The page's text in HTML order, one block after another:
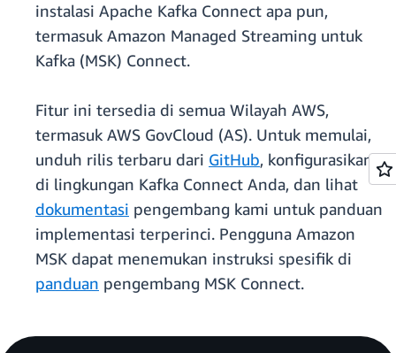
instalasi Apache Kafka Connect apa pun,
termasuk Amazon Managed Streaming untuk
Kafka (MSK) Connect.
Fitur ini tersedia di semua Wilayah AWS,
termasuk AWS GovCloud (AS). Untuk memulai,
unduh rilis terbaru dari GitHub, konfigurasikan
di lingkungan Kafka Connect Anda, dan lihat
dokumentasi pengembang kami untuk panduan
implementasi terperinci. Pengguna Amazon
MSK dapat menemukan instruksi spesifik di
panduan pengembang MSK Connect.